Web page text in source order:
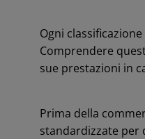
Ogni
Comprendere
sue prestazioni in
Prima della
standardizzate per